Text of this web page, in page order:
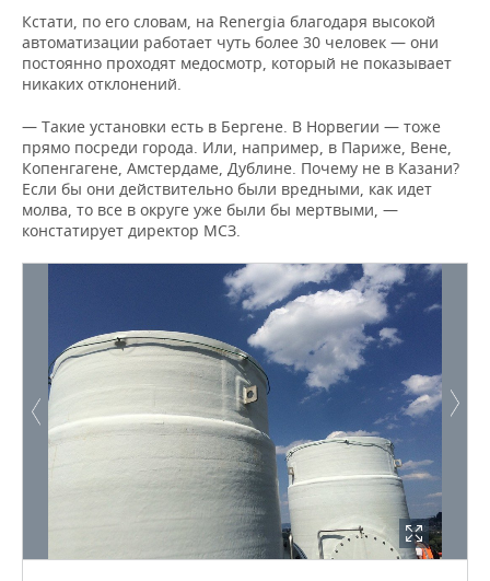
Кстати, по его словам, на Renergia благодаря высокой
автоматизации работает чуть более 30 человек — они
постоянно проходят медосмотр, который не показывает
никаких отклонений.
— Такие установки есть в Бергене. В Норвегии — тоже
прямо посреди города. Или, например, в Париже, Вене,
Копенгагене, Амстердаме, Дублине. Почему не в Казани?
Если бы они действительно были вредными, как идет
молва, то все в округе уже были бы мертвыми, —
констатирует директор МСЗ.